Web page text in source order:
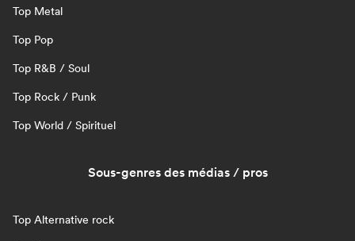
Top Metal
Top Pop
Top R&B / Soul
Top Rock / Punk
Top World / Spirituel
Sous-genres des médias / pros
Top Alternative rock